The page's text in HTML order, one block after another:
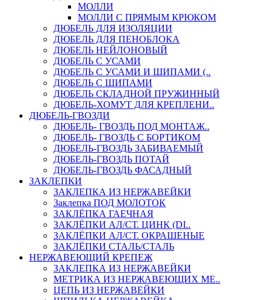
МОЛЛИ
МОЛЛИ С ПРЯМЫМ КРЮКОМ
ДЮБЕЛЬ ДЛЯ ИЗОЛЯЦИИ
ДЮБЕЛЬ ДЛЯ ПЕНОБЛОКА
ДЮБЕЛЬ НЕЙЛОНОВЫЙ
ДЮБЕЛЬ С УСАМИ
ДЮБЕЛЬ С УСАМИ И ШИПАМИ (..
ДЮБЕЛЬ С ШИПАМИ
ДЮБЕЛЬ СКЛАДНОЙ ПРУЖИННЫЙ
ДЮБЕЛЬ-ХОМУТ ДЛЯ КРЕПЛЕНИ..
ДЮБЕЛЬ-ГВОЗДИ
ДЮБЕЛЬ- ГВОЗДЬ ПОД МОНТАЖ..
ДЮБЕЛЬ- ГВОЗДЬ С БОРТИКОМ
ДЮБЕЛЬ-ГВОЗДЬ ЗАБИВАЕМЫЙ
ДЮБЕЛЬ-ГВОЗДЬ ПОТАЙ
ДЮБЕЛЬ-ГВОЗДЬ ФАСАДНЫЙ
ЗАКЛЕПКИ
ЗАКЛЕПКА ИЗ НЕРЖАВЕЙКИ
Заклепка ПОД МОЛОТОК
ЗАКЛЁПКА ГАЕЧНАЯ
ЗАКЛЁПКИ АЛ/СТ. ЦИНК (DI..
ЗАКЛЁПКИ АЛ/СТ. ОКРАШЕНЫЕ
ЗАКЛЁПКИ СТАЛЬ/СТАЛЬ
НЕРЖАВЕЮЩИЙ КРЕПЕЖ
ЗАКЛЕПКА ИЗ НЕРЖАВЕЙКИ
МЕТРИКА ИЗ НЕРЖАВЕЮЩИХ МЕ..
ЦЕПЬ ИЗ НЕРЖАВЕЙКИ